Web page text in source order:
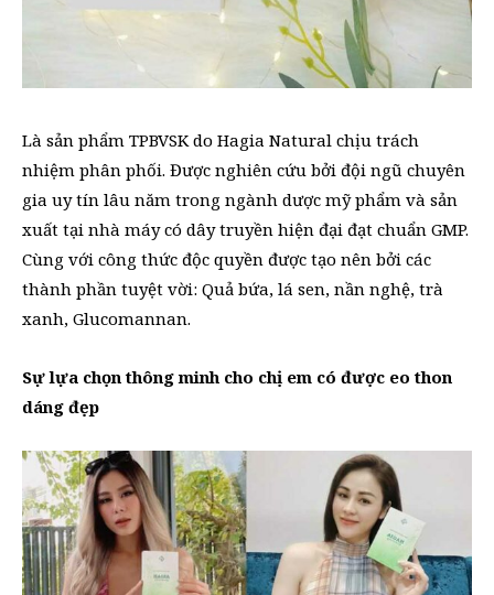
Là sản phẩm TPBVSK do Hagia Natural chịu trách
nhiệm phân phối. Được nghiên cứu bởi đội ngũ chuyên
gia uy tín lâu năm trong ngành dược mỹ phẩm và sản
xuất tại nhà máy có dây truyền hiện đại đạt chuẩn GMP.
Cùng với công thức độc quyền được tạo nên bởi các
thành phần tuyệt vời: Quả bứa, lá sen, nần nghệ, trà
xanh, Glucomannan.
Sự lựa chọn thông minh cho chị em có được eo thon
dáng đẹp